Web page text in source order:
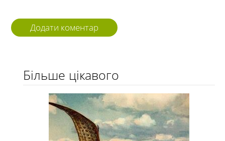
Додати коментар
Більше цікавого